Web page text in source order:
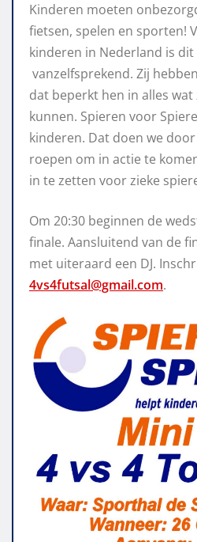
Kinderen moeten
fietsen, spelen en sporten!
kinderen in Nederland is
vanzelfsprekend. Zij
dat beperkt hen in alles wat
kunnen. Spieren voor
kinderen. Dat doen we
roepen om in actie te
in te zetten voor zieke
Om 20:30 beginnen de
finale. Aansluitend van de
met uiteraard een DJ.
4vs4futsal@gmail.com.